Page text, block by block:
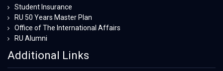
Student Insurance
RU 50 Years Master Plan
Office of The International Affairs
RU Alumni
Additional Links